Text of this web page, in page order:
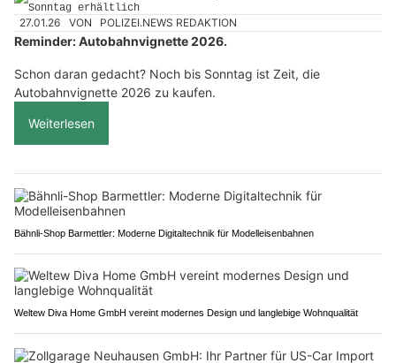
27.01.26 VON POLIZEI.NEWS REDAKTION
Reminder: Autobahnvignette 2026.
Schon daran gedacht? Noch bis Sonntag ist Zeit, die
Autobahnvignette 2026 zu kaufen.
Weiterlesen
Bähnli-Shop Barmettler: Moderne Digitaltechnik für Modelleisenbahnen
Weltew Diva Home GmbH vereint modernes Design und langlebige Wohnqualität